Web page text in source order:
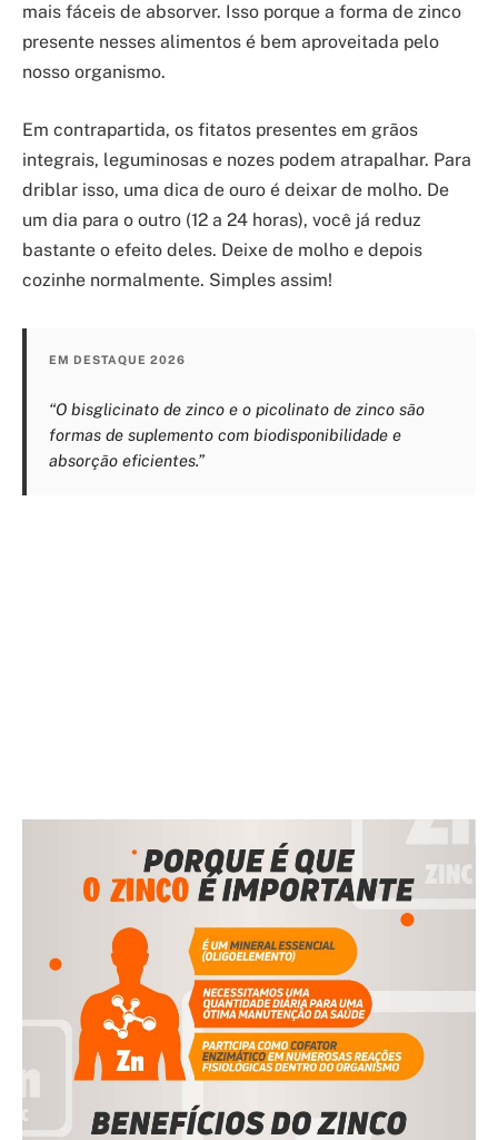
mais fáceis de absorver. Isso porque a forma de zinco
presente nesses alimentos é bem aproveitada pelo
nosso organismo.
Em contrapartida, os fitatos presentes em grãos
integrais, leguminosas e nozes podem atrapalhar. Para
driblar isso, uma dica de ouro é deixar de molho. De
um dia para o outro (12 a 24 horas), você já reduz
bastante o efeito deles. Deixe de molho e depois
cozinhe normalmente. Simples assim!
EM DESTAQUE 2026
“O bisglicinato de zinco e o picolinato de zinco são
formas de suplemento com biodisponibilidade e
absorção eficientes.”